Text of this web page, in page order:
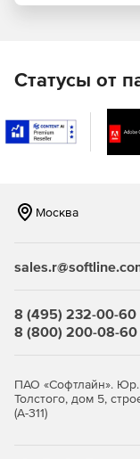
Статусы от
Москва
8 (495) 232-00-60
8 (800) 200-08-60
ПАО «Софтлайн». Юр.
Толстого, дом 5,
(А-311)